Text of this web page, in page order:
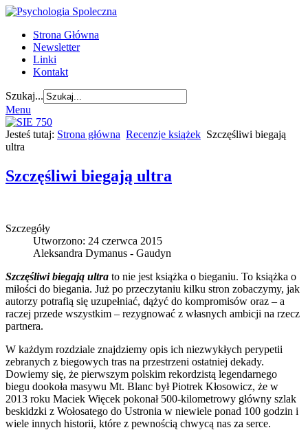
Strona Główna
Newsletter
Linki
Kontakt
Szukaj...
Menu
Jesteś tutaj: Strona główna Recenzje książek Szczęśliwi biegają
ultra
Szczęśliwi biegają ultra
Szczegóły
Utworzono: 24 czerwca 2015
Aleksandra Dymanus - Gaudyn
Szczęśliwi biegają ultra to nie jest książka o bieganiu. To książka o
miłości do biegania. Już po przeczytaniu kilku stron zobaczymy, jak
autorzy potrafią się uzupełniać, dążyć do kompromisów oraz – a
raczej przede wszystkim – rezygnować z własnych ambicji na rzecz
partnera.
W każdym rozdziale znajdziemy opis ich niezwykłych perypetii
zebranych z biegowych tras na przestrzeni ostatniej dekady.
Dowiemy się, że pierwszym polskim rekordzistą legendarnego
biegu dookoła masywu Mt. Blanc był Piotrek Kłosowicz, że w
2013 roku Maciek Więcek pokonał 500-kilometrowy główny szlak
beskidzki z Wołosatego do Ustronia w niewiele ponad 100 godzin i
wiele innych historii, które z pewnością chwycą nas za serce.